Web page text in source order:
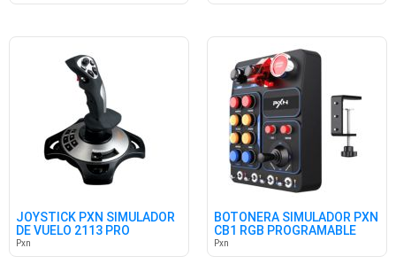
JOYSTICK PXN SIMULADOR
DE VUELO 2113 PRO
Pxn
BOTONERA SIMULADOR PXN
CB1 RGB PROGRAMABLE
Pxn